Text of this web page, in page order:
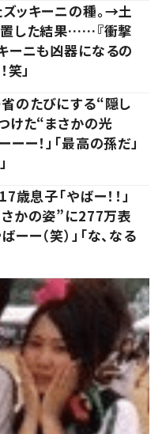
ッキーニの種。→土
した結果……『衝撃
ーニも凶器になるの
笑」
のたびにする“隠し
けた“まさかの光
ー！」「最高の孫だ」
歳息子「やばー！！」
かの姿”に277万表
ーー（笑）」「な、なる